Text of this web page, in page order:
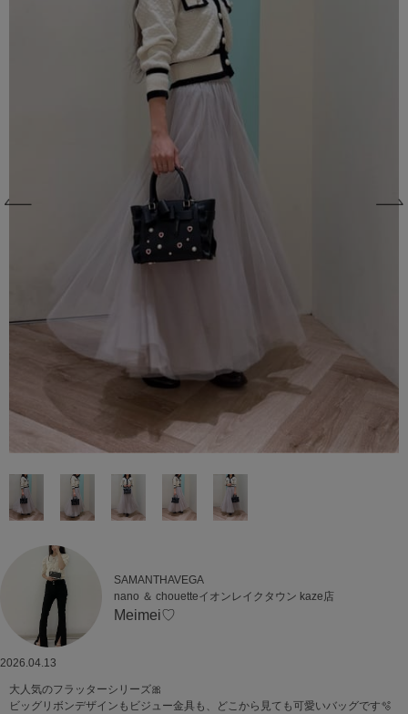
SAMANTHAVEGA
nano ＆ chouetteイオンレイクタウン kaze店
Meimei♡
2026.04.13
大人気のフラッターシリーズ🎀
ビッグリボンデザインもビジュー金具も、どこから見ても可愛いバッグです🫧